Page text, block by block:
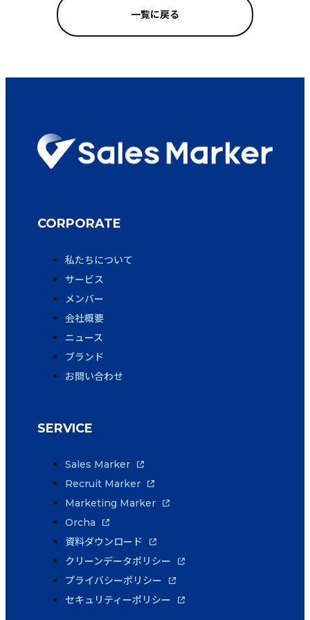
一覧に戻る
CORPORATE
私たちについて
サービス
メンバー
会社概要
ニュース
ブランド
お問い合わせ
SERVICE
Sales Marker
Recruit Marker
Marketing Marker
Orcha
資料ダウンロード
クリーンデータポリシー
プライバシーポリシー
セキュリティーポリシー